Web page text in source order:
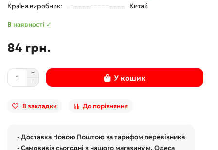
Країна виробник:
Китай
В наявності ✓
84 грн.
У кошик
В закладки До порівняння
- Доставка Новою Поштою за тарифом перевізника
- Самовивіз сьогодні з нашого магазину м. Одеса